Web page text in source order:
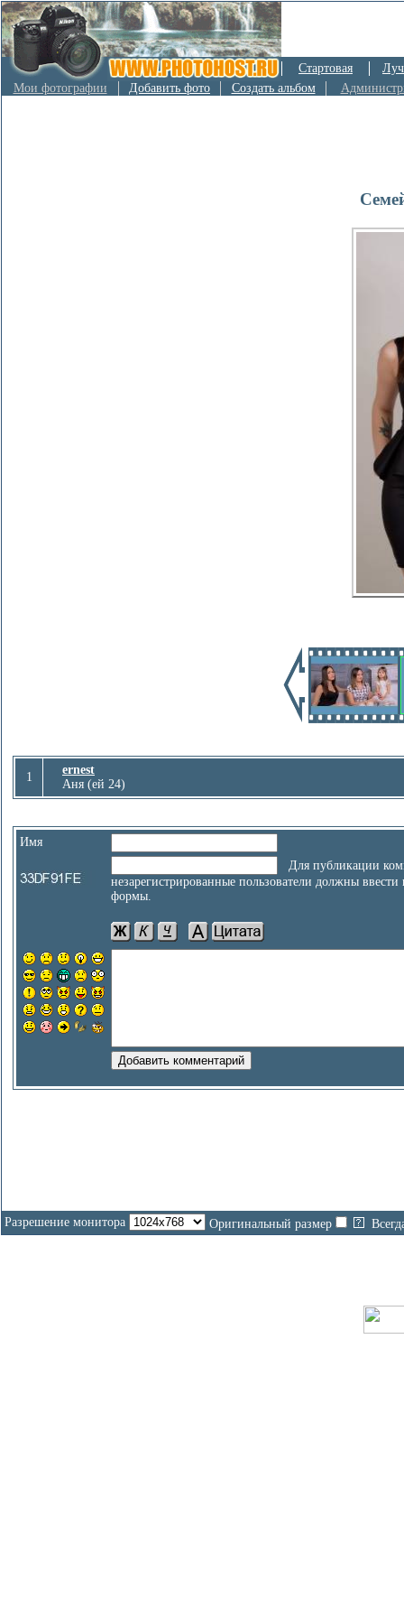
Стартовая
Мои фотографии
Добавить фото Создать альбом
1
ernest
Аня (ей 24)
Имя
Для публикации
незарегистрированные пользователи должны
формы.
Разрешение монитора Оригинальный размер